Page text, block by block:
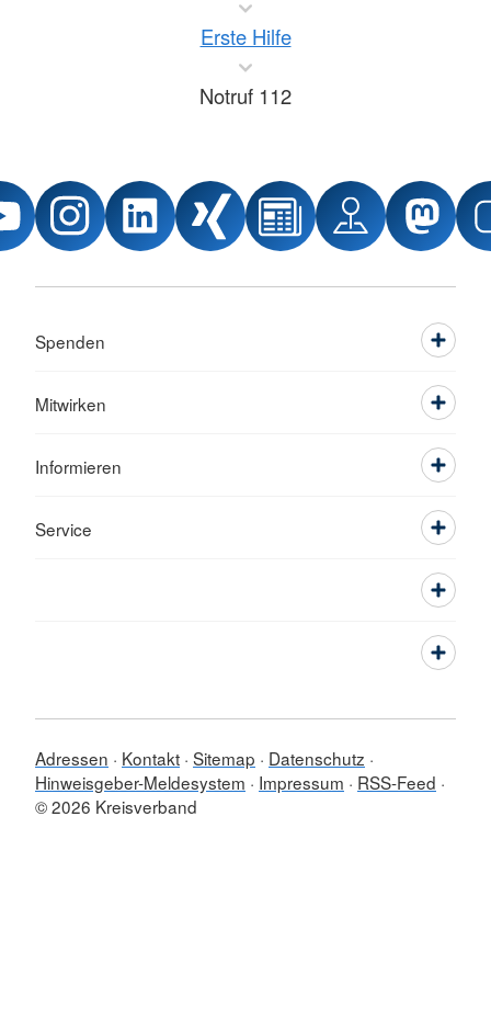
Erste Hilfe
Notruf 112
Spenden
Mitwirken
Informieren
Service
Adressen Kontakt Sitemap
Datenschutz
Hinweisgeber-Meldesystem
Impressum
RSS-Feed
© 2026 Kreisverband